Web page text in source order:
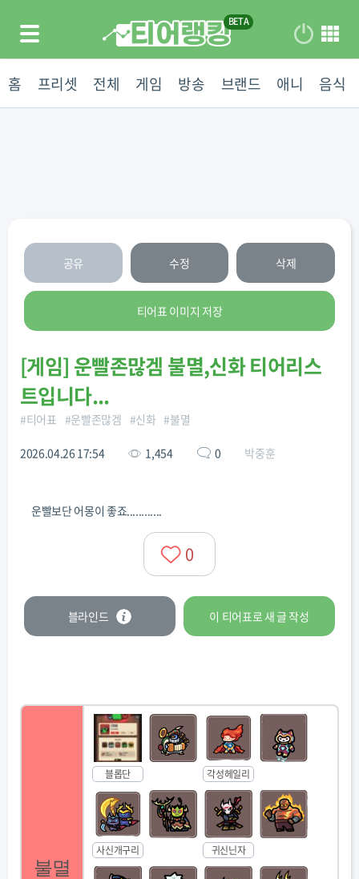
홈 프리셋 전체 게임 방송 브랜드 애니 음식
공유 수정 삭제
티어표 이미지 저장
[게임] 운빨존많겜 불멸,신화 티어리스
트입니다...
#티어표 #운빨존많겜 #신화 #불멸
2026.04.26 17:54 1,454 0 박중훈
운빨보단 어몽이 좋죠............
0
블라인드 이 티어표로 새 글 작성
불멸
블롭단 각성헤일리
사신개구리 귀신닌자